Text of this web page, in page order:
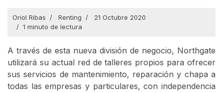
Oriol Ribas Renting
21 Octubre 2020
1 minuto de lectura
A través de esta nueva división de negocio, Northgate
utilizará su actual red de talleres propios para ofrecer
sus servicios de mantenimiento, reparación y chapa a
todas las empresas y particulares, con independencia